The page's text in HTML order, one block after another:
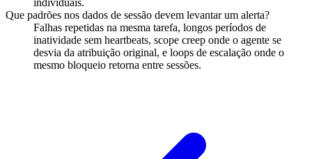
individuais.
Que padrões nos dados de sessão devem levantar um alerta?
Falhas repetidas na mesma tarefa, longos períodos de
inatividade sem heartbeats, scope creep onde o agente se
desvia da atribuição original, e loops de escalação onde o
mesmo bloqueio retorna entre sessões.